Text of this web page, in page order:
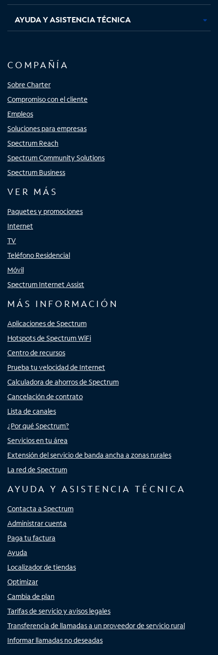
AYUDA Y ASISTENCIA TÉCNICA
COMPAÑÍA
Sobre Charter
Compromiso con el cliente
Empleos
Soluciones para empresas
Spectrum Reach
Spectrum Community Solutions
Spectrum Business
VER MÁS
Paquetes y promociones
Internet
TV
Teléfono Residencial
Móvil
Spectrum Internet Assist
MÁS INFORMACIÓN
Aplicaciones de Spectrum
Hotspots de Spectrum WiFi
Centro de recursos
Prueba tu velocidad de Internet
Calculadora de ahorros de Spectrum
Cancelación de contrato
Lista de canales
¿Por qué Spectrum?
Servicios en tu área
Extensión del servicio de banda ancha a zonas rurales
La red de Spectrum
AYUDA Y ASISTENCIA TÉCNICA
Contacta a Spectrum
Administrar cuenta
Paga tu factura
Ayuda
Localizador de tiendas
Optimizar
Cambia de plan
Tarifas de servicio y avisos legales
Transferencia de llamadas a un proveedor de servicio rural
Informar llamadas no deseadas